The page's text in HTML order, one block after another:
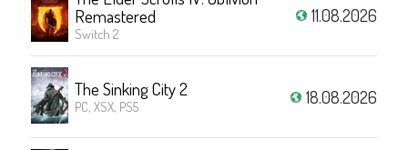
Remastered
Switch 2
11.08.2026
The Sinking City 2
PC, XSX, PS5 18.08.2026